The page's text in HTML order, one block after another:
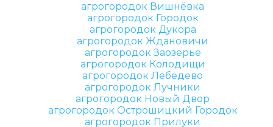
агрогородок Вишнёвка
агрогородок Городок
агрогородок Дукора
агрогородок Ждановичи
агрогородок Заозерье
агрогородок Колодищи
агрогородок Лебедево
агрогородок Лучники
агрогородок Новый Двор
агрогородок Острошицкий Городок
агрогородок Прилуки